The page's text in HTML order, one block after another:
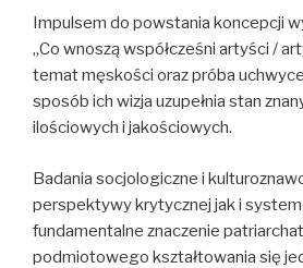
Impulsem do powstania koncepcji
„Co wnoszą współcześni artyści /
temat męskości oraz próba
sposób ich wizja uzupełnia stan
ilościowych i jakościowych.
Badania socjologiczne i
perspektywy krytycznej jak i
fundamentalne znaczenie
podmiotowego kształtowania się